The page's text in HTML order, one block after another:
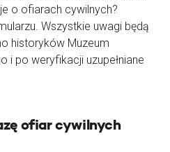
o ofiarach cywilnych?
Wszystkie uwagi będą
historyków Muzeum
i po weryfikacji uzupełniane
ofiar cywilnych